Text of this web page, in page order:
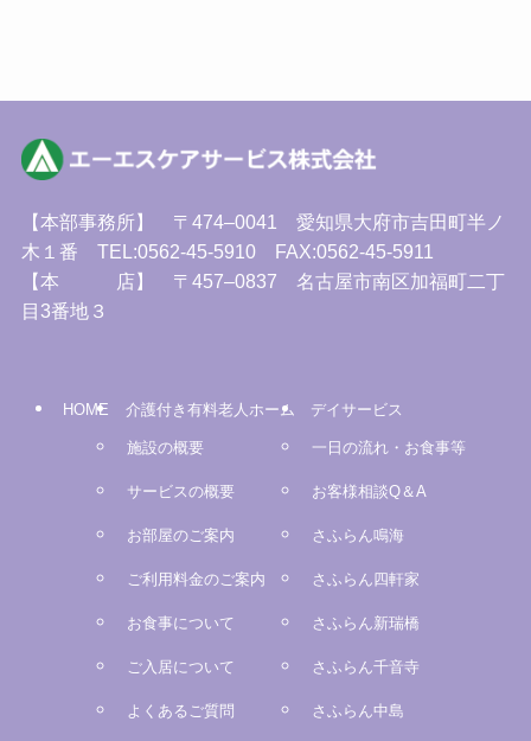
【本部事務所】 〒474–0041 愛知県大府市吉田町半ノ
木１番 TEL:0562-45-5910 FAX:0562-45-5911
【本 店】 〒457–0837 名古屋市南区加福町二丁
目3番地３
HOME 介護付き有料老人ホーム
施設の概要
サービスの概要
お部屋のご案内
ご利用料金のご案内
お食事について
ご入居について
よくあるご質問
デイサービス
一日の流れ・お食事等
お客様相談Q＆A
さふらん鳴海
さふらん四軒家
さふらん新瑞橋
さふらん千音寺
さふらん中島